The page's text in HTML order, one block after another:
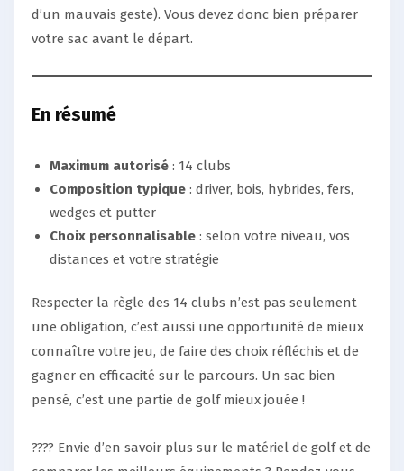
d’un mauvais geste). Vous devez donc bien préparer
votre sac avant le départ.
En résumé
Maximum autorisé : 14 clubs
Composition typique : driver, bois, hybrides, fers,
wedges et putter
Choix personnalisable : selon votre niveau, vos
distances et votre stratégie
Respecter la règle des 14 clubs n’est pas seulement
une obligation, c’est aussi une opportunité de mieux
connaître votre jeu, de faire des choix réfléchis et de
gagner en efficacité sur le parcours. Un sac bien
pensé, c’est une partie de golf mieux jouée !
???? Envie d’en savoir plus sur le matériel de golf et de